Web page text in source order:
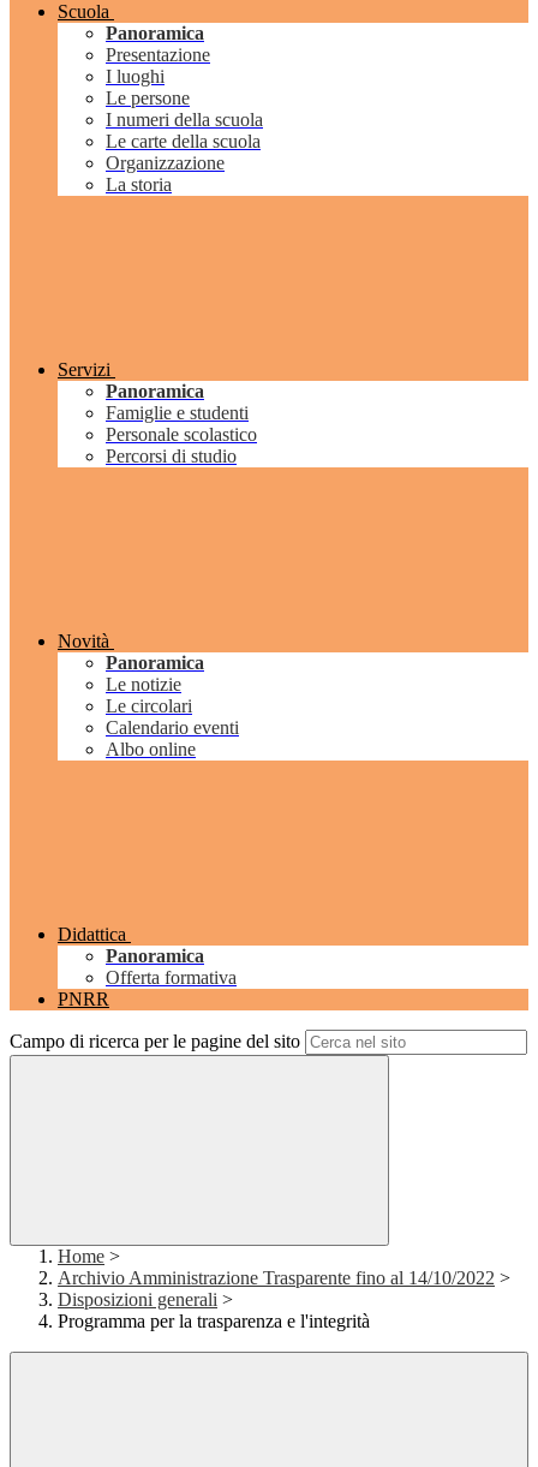
Scuola
Panoramica
Presentazione
I luoghi
Le persone
I numeri della scuola
Le carte della scuola
Organizzazione
La storia
Servizi
Panoramica
Famiglie e studenti
Personale scolastico
Percorsi di studio
Novità
Panoramica
Le notizie
Le circolari
Calendario eventi
Albo online
Didattica
Panoramica
Offerta formativa
PNRR
Campo di ricerca per le pagine del sito
Home >
Archivio Amministrazione Trasparente fino al 14/10/2022 >
Disposizioni generali >
Programma per la trasparenza e l'integrità